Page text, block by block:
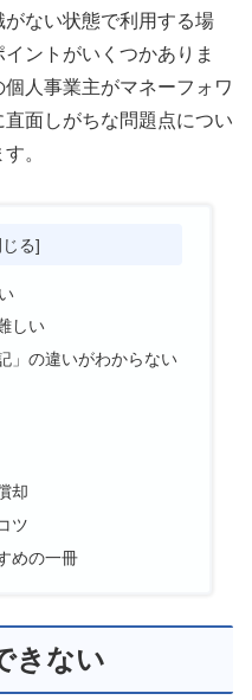
ない状態で利用する場
ントがいくつかありま
人事業主がマネーフォワ
面しがちな問題点につい
。
しい
」の違いがわからない
却
ツ
めの一冊
きない